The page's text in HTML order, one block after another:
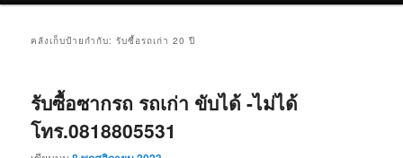
คลังเก็บป้ายกำกับ:รับซื้อรถเก่า 20 ปี
รับซื้อซากรถ รถเก่า ขับได้ -ไม่ได้
โทร.0818805531